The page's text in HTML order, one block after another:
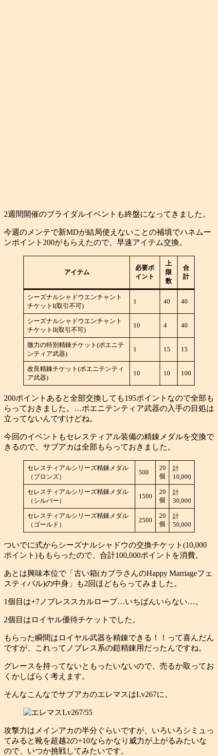
2週間開催のブライダルイベントも終盤になってきました。
今週のメンテで新MDが結局使えないことの補填でハネムー
ンポイント200がもらえたので、早速アイテム交換。
アイテム
必要ポ
イント
上
限
数
合
計
シーズナルシャドウエンチャント
チケットI(取引不可)
1 40 40
シーズナルシャドウエンチャント
チケットII(取引不可)
10 4 40
微力の特別精錬チケット(ポエニテ
ンティア武器)
1 15 15
改良精錬チケット(ポエニテンティ
ア武器)
10 10 100
200ポイントあると全部交換しても195ポイントなので全部も
らっておきました。…ポエニテンティア武器の入手の目処は
立ってないんですけどね。
今回のイベントもセレスティアル装備の精錬メダルを交換で
きるので、サブアカは全部もらっておきました。
セレスティアルシリーズ精錬メダル
（ブロンズ）
500
20
個
計
10,000
セレスティアルシリーズ精錬メダル
（シルバー）
1500
20
個
計
30,000
セレスティアルシリーズ精錬メダル
（ゴールド）
2500
20
個
計
50,000
ついでに式からシーズナルシャドウの交換チケット(10,000
ポイント)ももらったので、合計100,000ポイントを消費。
あとは興味本位で「古い箱(カプラさんのHappy Marriageフェ
スティバル)の中身」も2回ほどもらってみました。
1個目は+7ノブレススカルローブ…いちばんいらない…。
2個目はロイヤル優待チケットでした。
もらった瞬間はロイヤル武器を精錬できる！！って喜んだん
ですが、これってノブレス系の鎧精錬用だったんですね。
グレースを持ってないともったいないので、売るか取ってお
くかしばらく考えます。
そんなこんなでサブアカのエレマスはLv267に。
攻撃力はメインアカの半分ぐらいですが、いろいろシミュっ
てみると靴を超越2の+10ならかなり威力が上がるみたいな
ので、いつか挑戦してみたいです。